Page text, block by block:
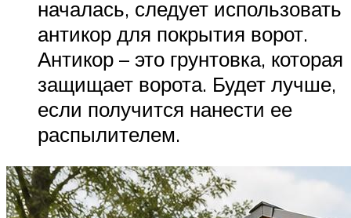
началась, следует использовать
антикор для покрытия ворот.
Антикор – это грунтовка, которая
защищает ворота. Будет лучше,
если получится нанести ее
распылителем.